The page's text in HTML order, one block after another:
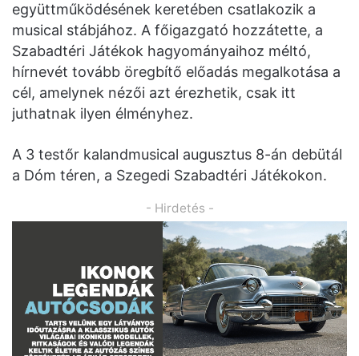
együttműködésének keretében csatlakozik a
musical stábjához. A főigazgató hozzátette, a
Szabadtéri Játékok hagyományaihoz méltó,
hírnevét tovább öregbítő előadás megalkotása a
cél, amelynek nézői azt érezhetik, csak itt
juthatnak ilyen élményhez.
A 3 testőr kalandmusical augusztus 8-án debütál
a Dóm téren, a Szegedi Szabadtéri Játékokon.
- Hirdetés -